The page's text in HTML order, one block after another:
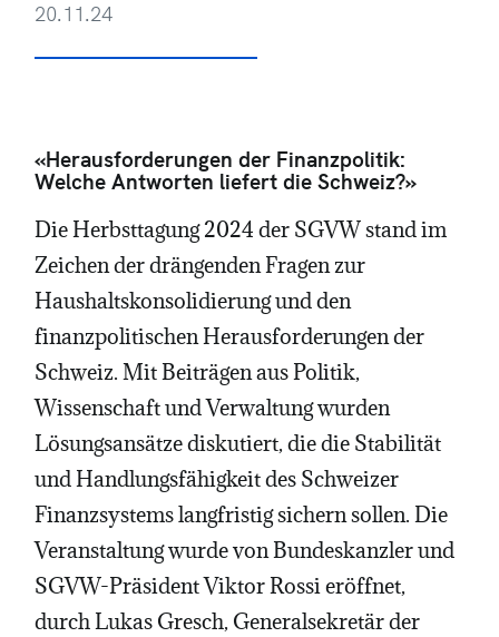
20.11.24
«Herausforderungen der Finanzpolitik:
Welche Antworten liefert die Schweiz?»
Die Herbsttagung 2024 der SGVW stand im
Zeichen der drängenden Fragen zur
Haushaltskonsolidierung und den
finanzpolitischen Herausforderungen der
Schweiz. Mit Beiträgen aus Politik,
Wissenschaft und Verwaltung wurden
Lösungsansätze diskutiert, die die Stabilität
und Handlungsfähigkeit des Schweizer
Finanzsystems langfristig sichern sollen. Die
Veranstaltung wurde von Bundeskanzler und
SGVW-Präsident Viktor Rossi eröffnet,
durch Lukas Gresch, Generalsekretär der